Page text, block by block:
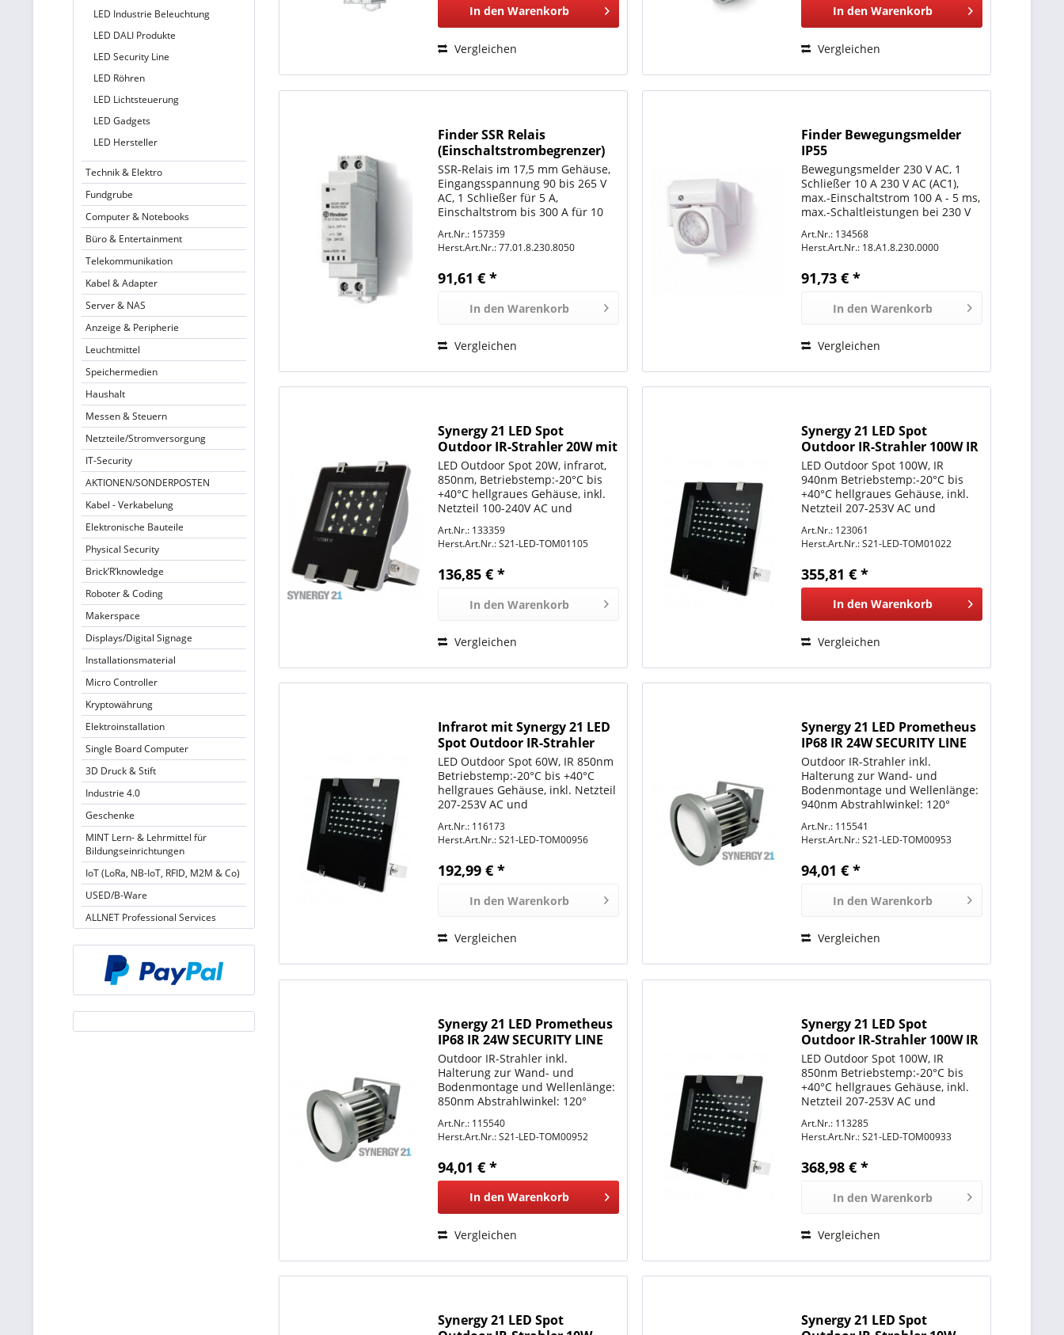
LED Industrie Beleuchtung
LED DALI Produkte
LED Security Line
LED Röhren
LED Lichtsteuerung
LED Gadgets
LED Hersteller
Technik & Elektro
Fundgrube
Computer & Notebooks
Büro & Entertainment
Telekommunikation
Kabel & Adapter
Server & NAS
Anzeige & Peripherie
Leuchtmittel
Speichermedien
Haushalt
Messen & Steuern
Netzteile/Stromversorgung
IT-Security
AKTIONEN/SONDERPOSTEN
Kabel - Verkabelung
Elektronische Bauteile
Physical Security
Brick’R’knowledge
Roboter & Coding
Makerspace
Displays/Digital Signage
Installationsmaterial
Micro Controller
Kryptowährung
Elektroinstallation
Single Board Computer
3D Druck & Stift
Industrie 4.0
Geschenke
MINT Lern- & Lehrmittel für
Bildungseinrichtungen
IoT (LoRa, NB-IoT, RFID, M2M & Co)
USED/B-Ware
ALLNET Professional Services
In den Warenkorb
Vergleichen
In den Warenkorb
Vergleichen
Finder SSR Relais
(Einschaltstrombegrenzer)
SSR-Relais im 17,5 mm Gehäuse,
Eingangsspannung 90 bis 265 V
AC, 1 Schließer für 5 A,
Einschaltstrom bis 300 A für 10
48 bis 265 V AC,
Nulldurchgangsschalter,
Halogenlampen 1000 W,...
Art.Nr.: 157359
Herst.Art.Nr.:77.01.8.230.8050
91,61 € *
In den Warenkorb
Vergleichen
Finder Bewegungsmelder
IP55
Bewegungsmelder 230 V AC, 1
Schließer 10 A 230 V AC (AC1),
max.-Einschaltstrom 100 A - 5 ms,
max.-Schaltleistungen bei 230 V
Glüh- und Halogenlampen-1.000
W, Leuchtstofflampen
Art.Nr.: 134568
Herst.Art.Nr.: 18.A1.8.230.0000
91,73 € *
In den Warenkorb
Vergleichen
Synergy 21 LED Spot
Outdoor IR-Strahler 20W mit
60° Linsen IR SECURITY LINE
Infrarot mit 850nm
LED Outdoor Spot 20W, infrarot,
850nm, Betriebstemp:-20°C bis
+40°C hellgraues Gehäuse, inkl.
Netzteil 100-240V AC und
Schutzklasse IP65, Gewicht: 3,5Kg
Abstrahlwinkel: 60° Größe:
240*220*75mm offenes...
Art.Nr.: 133359
Herst.Art.Nr.:S21-LED-TOM01105
136,85 € *
In den Warenkorb
Vergleichen
Synergy 21 LED Spot
Outdoor IR-Strahler 100W IR
SECURITY LINE Infrarot mit
940nm
LED Outdoor Spot 100W, IR
940nm Betriebstemp:-20°C bis
+40°C hellgraues Gehäuse, inkl.
Netzteil 207-253V AC und
Schutzklasse IP65, Gewicht: 7,0 Kg
Abstrahlwinkel: 120° Reichweite
bis 90 Meter Größe:...
Art.Nr.: 123061
Herst.Art.Nr.:S21-LED-TOM01022
355,81 € *
In den Warenkorb
Vergleichen
Infrarot mit Synergy 21 LED
Spot Outdoor IR-Strahler
60W mit 9° Linsen IR
SECURITY LINE Infrarot mi
LED Outdoor Spot 60W, IR 850nm
Betriebstemp:-20°C bis +40°C
hellgraues Gehäuse, inkl. Netzteil
207-253V AC und
Schutzklasse IP65, Gewicht: 7,0 Kg
Abstrahlwinkel: 9° Reichweite bis
zu 150 Meter Größe:...
Art.Nr.: 116173
Herst.Art.Nr.:S21-LED-TOM00956
192,99 € *
In den Warenkorb
Vergleichen
Synergy 21 LED Prometheus
IP68 IR 24W SECURITY LINE
V2 Infrarot mit 940nm
Outdoor IR-Strahler inkl.
Halterung zur Wand- und
Bodenmontage und Wellenlänge:
940nm Abstrahlwinkel: 120°
Linsenupdate erhältlich dass die
Reichweite des Strahlers auf bis
zu 80 Meter erhöht (
Abstrahlwinkel...
Art.Nr.: 115541
Herst.Art.Nr.:S21-LED-TOM00953
94,01 € *
In den Warenkorb
Vergleichen
Synergy 21 LED Prometheus
IP68 IR 24W SECURITY LINE
V2 Infrarot mit 850nm
Outdoor IR-Strahler inkl.
Halterung zur Wand- und
Bodenmontage und Wellenlänge:
850nm Abstrahlwinkel: 120°
Linsenupdate erhältlich welches
die Reichweite des Strahlers auf
Art.Nr.: 115540
Herst.Art.Nr.:S21-LED-TOM00952
94,01 € *
In den Warenkorb
Vergleichen
Synergy 21 LED Spot
Outdoor IR-Strahler 100W IR
SECURITY LINE Infrarot mit
850nm
LED Outdoor Spot 100W, IR
850nm Betriebstemp:-20°C bis
+40°C hellgraues Gehäuse, inkl.
Netzteil 207-253V AC und
Schutzklasse IP65, Gewicht: 7,0 Kg
Abstrahlwinkel: 120° Reichweite
Art.Nr.: 113285
Herst.Art.Nr.:S21-LED-TOM00933
368,98 € *
In den Warenkorb
Vergleichen
Synergy 21 LED Spot
Synergy 21 LED Spot